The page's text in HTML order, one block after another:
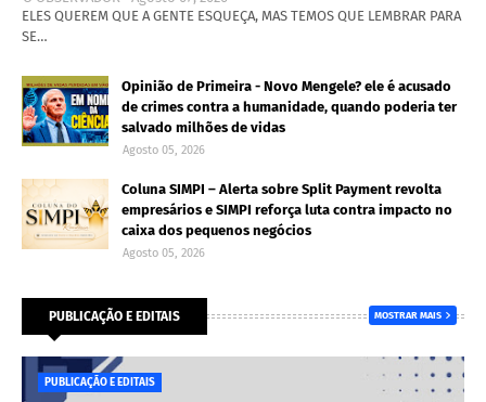
ELES QUEREM QUE A GENTE ESQUEÇA, MAS TEMOS QUE LEMBRAR PARA
SE…
Opinião de Primeira - Novo Mengele? ele é acusado
de crimes contra a humanidade, quando poderia ter
salvado milhões de vidas
Agosto 05, 2026
Coluna SIMPI – Alerta sobre Split Payment revolta
empresários e SIMPI reforça luta contra impacto no
caixa dos pequenos negócios
Agosto 05, 2026
PUBLICAÇÃO E EDITAIS MOSTRAR MAIS
PUBLICAÇÃO E EDITAIS